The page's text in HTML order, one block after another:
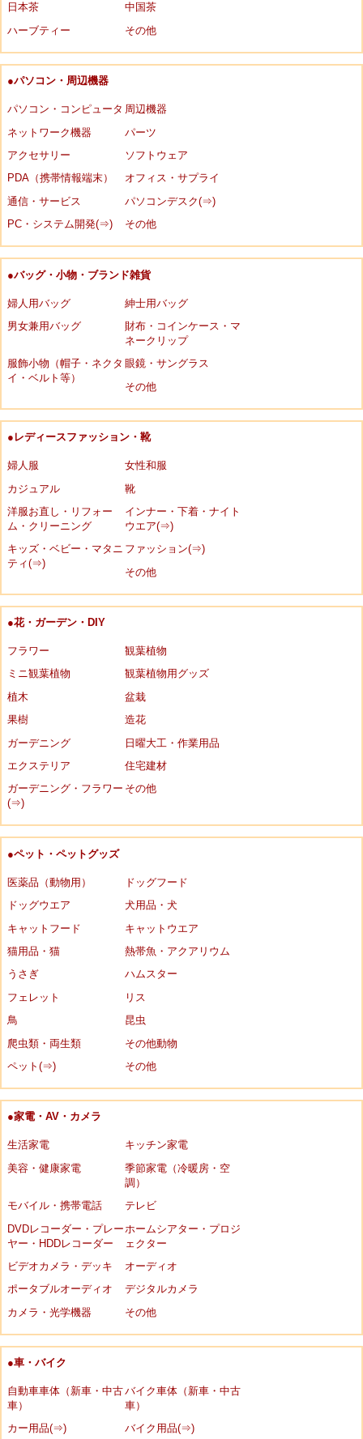
日本茶
中国茶
ハーブティー
その他
●パソコン・周辺機器
パソコン・コンピュータ 周辺機器
ネットワーク機器
パーツ
アクセサリー
ソフトウェア
PDA（携帯情報端末）
オフィス・サプライ
通信・サービス
パソコンデスク(⇒)
PC・システム開発(⇒)
その他
●バッグ・小物・ブランド雑貨
婦人用バッグ
紳士用バッグ
男女兼用バッグ
財布・コインケース・マ
ネークリップ
服飾小物（帽子・ネクタ
イ・ベルト等）
眼鏡・サングラス
その他
●レディースファッション・靴
婦人服
女性和服
カジュアル
靴
洋服お直し・リフォー
ム・クリーニング
インナー・下着・ナイト
ウエア(⇒)
キッズ・ベビー・マタニ
ティ(⇒)
ファッション(⇒)
その他
●花・ガーデン・DIY
フラワー
観葉植物
ミニ観葉植物
観葉植物用グッズ
植木
盆栽
果樹
造花
ガーデニング
日曜大工・作業用品
エクステリア
住宅建材
ガーデニング・フラワー
(⇒)
その他
●ペット・ペットグッズ
医薬品（動物用）
ドッグフード
ドッグウエア
犬用品・犬
キャットフード
キャットウエア
猫用品・猫
熱帯魚・アクアリウム
うさぎ
ハムスター
フェレット
リス
鳥
昆虫
爬虫類・両生類
その他動物
ペット(⇒)
その他
●家電・AV・カメラ
生活家電
キッチン家電
美容・健康家電
季節家電（冷暖房・空
調）
モバイル・携帯電話
テレビ
DVDレコーダー・プレー
ヤー・HDDレコーダー
ホームシアター・プロジ
ェクター
ビデオカメラ・デッキ
オーディオ
ポータブルオーディオ
デジタルカメラ
カメラ・光学機器
その他
●車・バイク
自動車車体（新車・中古
車）
バイク車体（新車・中古
車）
カー用品(⇒)
バイク用品(⇒)